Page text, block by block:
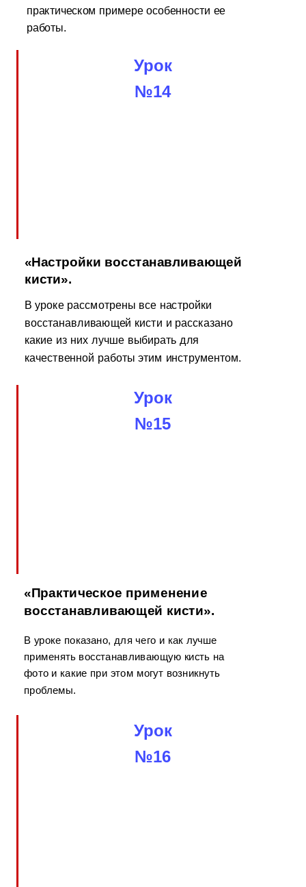
практическом примере особенности ее
работы.
Урок
№14
«Настройки восстанавливающей
кисти».
В уроке рассмотрены все настройки
восстанавливающей кисти и рассказано
какие из них лучше выбирать для
качественной работы этим инструментом.
Урок
№15
«Практическое применение
восстанавливающей кисти».
В уроке показано, для чего и как лучше
применять восстанавливающую кисть на
фото и какие при этом могут возникнуть
проблемы.
Урок
№16